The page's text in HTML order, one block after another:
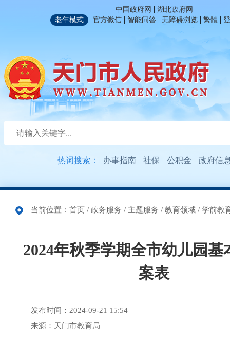
中国政府网 | 湖北政府网
老年模式
官方微信 | 智能问答 | 无障碍浏览 | 繁體 |
热词搜索： 办事指南 社保 公积金 政府信
当前位置： 首页 / 政务服务 / 主题服务 / 教育领域 / 学前教
2024年秋季学期全市幼儿园基
案表
发布时间：2024-09-21 15:54
来源：天门市教育局